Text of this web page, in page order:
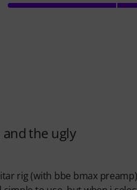
the ugly
rig (with bbe bmax